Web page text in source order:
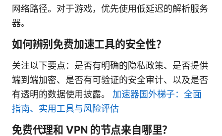
网络路径。对于游戏，优先使用低延迟的解析服务
器。
如何辨别免费加速工具的安全性？
关注以下要点：是否有明确的隐私政策、是否提供
端到端加密、是否有可验证的安全审计、以及是否
有透明的数据使用披露。 加速器国外梯子：全面
指南、实用工具与风险评估
免费代理和 VPN 的节点来自哪里？